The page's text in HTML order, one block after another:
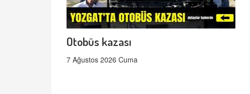
Otobüs kazası
7 Ağustos 2026 Cuma